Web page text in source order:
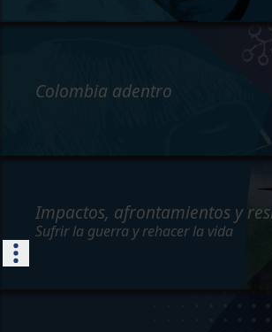
Colombia adentro
Impactos, afrontamientos y
Sufrir la guerra y rehacer la vida